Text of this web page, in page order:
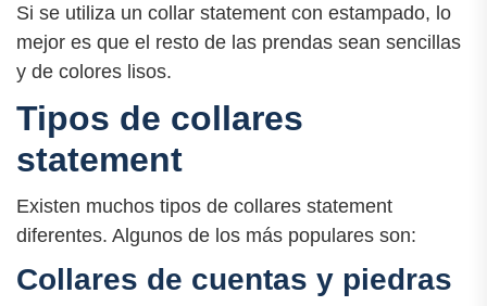
Si se utiliza un collar statement con estampado, lo
mejor es que el resto de las prendas sean sencillas
y de colores lisos.
Tipos de collares
statement
Existen muchos tipos de collares statement
diferentes. Algunos de los más populares son:
Collares de cuentas y piedras